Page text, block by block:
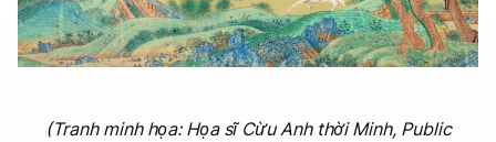
(Tranh minh họa: Họa sĩ Cừu Anh thời Minh, Public